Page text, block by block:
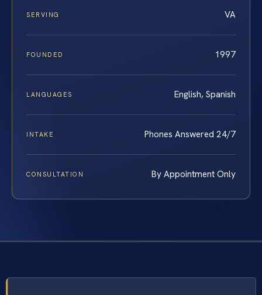
SERVING VA
FOUNDED 1997
LANGUAGES English, Spanish
INTAKE Phones Answered 24/7
CONSULTATION By Appointment Only